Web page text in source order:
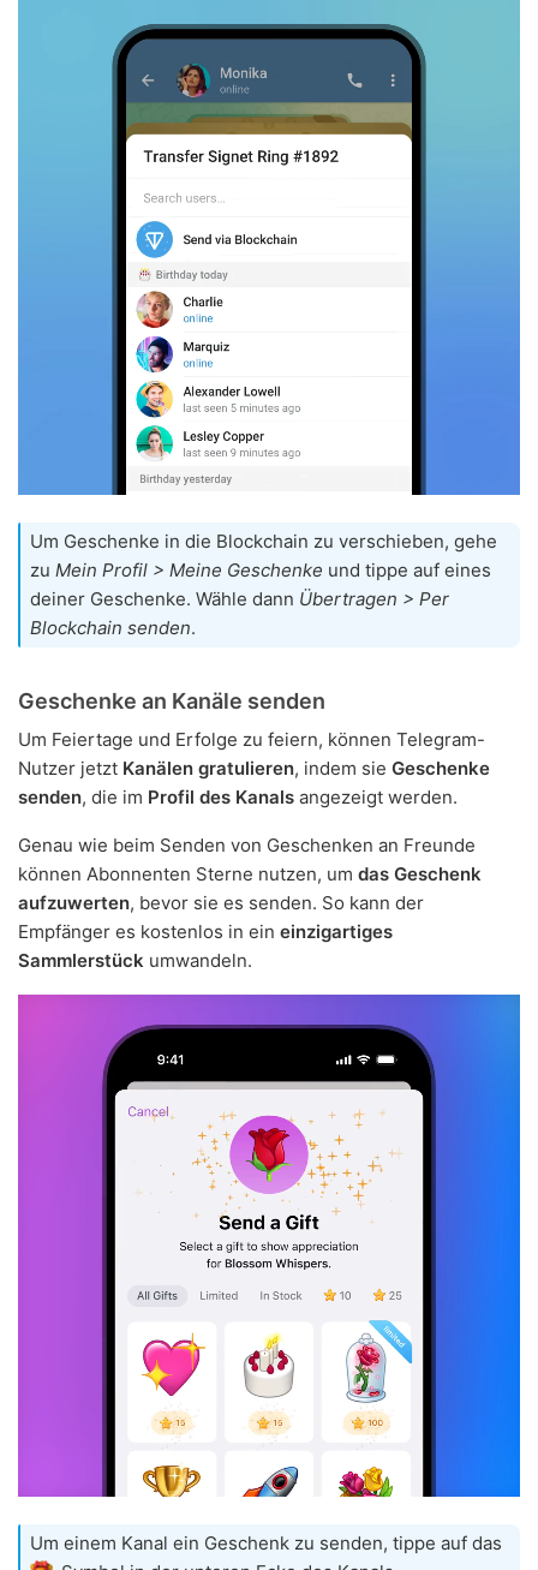
Um Geschenke in die Blockchain zu verschieben, gehe
zu Mein Profil > Meine Geschenke und tippe auf eines
deiner Geschenke. Wähle dann Übertragen > Per
Blockchain senden.
Geschenke an Kanäle senden
Um Feiertage und Erfolge zu feiern, können Telegram-
Nutzer jetzt Kanälen gratulieren, indem sie Geschenke
senden, die im Profil des Kanals angezeigt werden.
Genau wie beim Senden von Geschenken an Freunde
können Abonnenten Sterne nutzen, um das Geschenk
aufzuwerten, bevor sie es senden. So kann der
Empfänger es kostenlos in ein einzigartiges
Sammlerstück umwandeln.
Um einem Kanal ein Geschenk zu senden, tippe auf das